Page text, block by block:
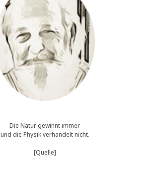
Die Natur gewinnt immer
und die Physik verhandelt nicht.
[Quelle]